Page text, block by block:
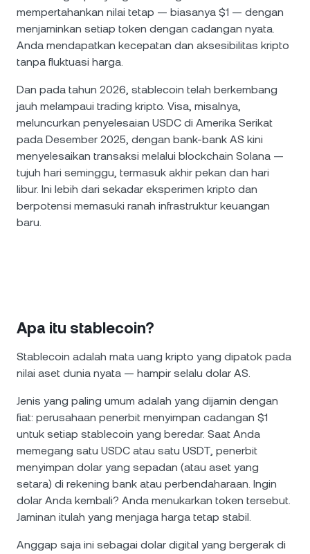
Jelajahi semua aset
mempertahankan nilai tetap — biasanya $1 — dengan
menjaminkan setiap token dengan cadangan nyata.
Anda mendapatkan kecepatan dan aksesibilitas kripto
tanpa fluktuasi harga.
Dan pada tahun 2026, stablecoin telah berkembang
jauh melampaui trading kripto. Visa, misalnya,
meluncurkan penyelesaian USDC di Amerika Serikat
pada Desember 2025, dengan bank-bank AS kini
menyelesaikan transaksi melalui blockchain Solana —
tujuh hari seminggu, termasuk akhir pekan dan hari
libur. Ini lebih dari sekadar eksperimen kripto dan
berpotensi memasuki ranah infrastruktur keuangan
baru.
Apa itu stablecoin?
Stablecoin adalah mata uang kripto yang dipatok pada
nilai aset dunia nyata — hampir selalu dolar AS.
Jenis yang paling umum adalah yang dijamin dengan
fiat: perusahaan penerbit menyimpan cadangan $1
untuk setiap stablecoin yang beredar. Saat Anda
memegang satu USDC atau satu USDT, penerbit
menyimpan dolar yang sepadan (atau aset yang
setara) di rekening bank atau perbendaharaan. Ingin
dolar Anda kembali? Anda menukarkan token tersebut.
Jaminan itulah yang menjaga harga tetap stabil.
Anggap saja ini sebagai dolar digital yang bergerak di